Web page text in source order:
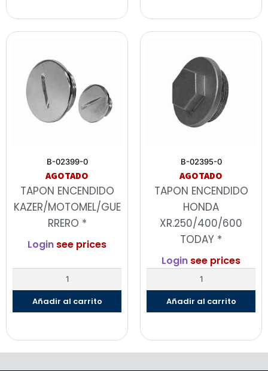
B-02399-0
AGOTADO
TAPON ENCENDIDO
KAZER/MOTOMEL/GUE
RRERO *
Login see prices
Añadir al carrito
B-02395-0
AGOTADO
TAPON ENCENDIDO
HONDA
XR.250/400/600
TODAY *
Login see prices
Añadir al carrito